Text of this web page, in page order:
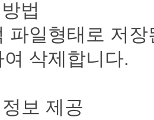
법
파일형태로 저
삭제합니다.
보 제공